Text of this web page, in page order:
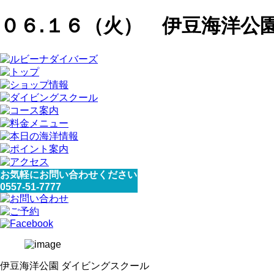
０６.１６（火） 伊豆海洋公
お気軽にお問い合わせください
0557-51-7777
伊豆海洋公園 ダイビングスクール